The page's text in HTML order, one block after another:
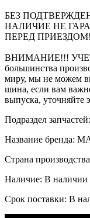
БЕЗ
НАЛИЧИЕ НЕ
ПЕРЕД
ВНИМАНИЕ!!!
большинства
миру, мы не можем
шина, если вам
выпуска,
Подраздел
Название бренда:
Страна
Наличие: В наличии
Срок поставки: В